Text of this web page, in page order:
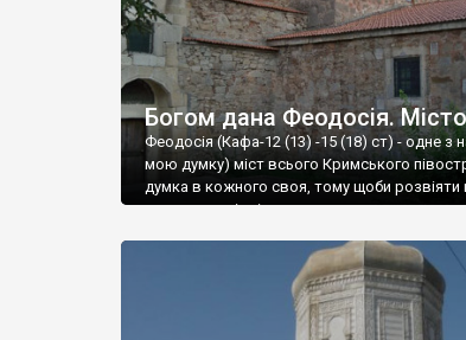
Богом дана Феодосія.
Феодосія (Кафа-12 (13) -15 (18) ст) - одне з
мою думку) міст всього Кримського
думка в кожного своя, тому щоби розвіяти
запрошую відвідати це